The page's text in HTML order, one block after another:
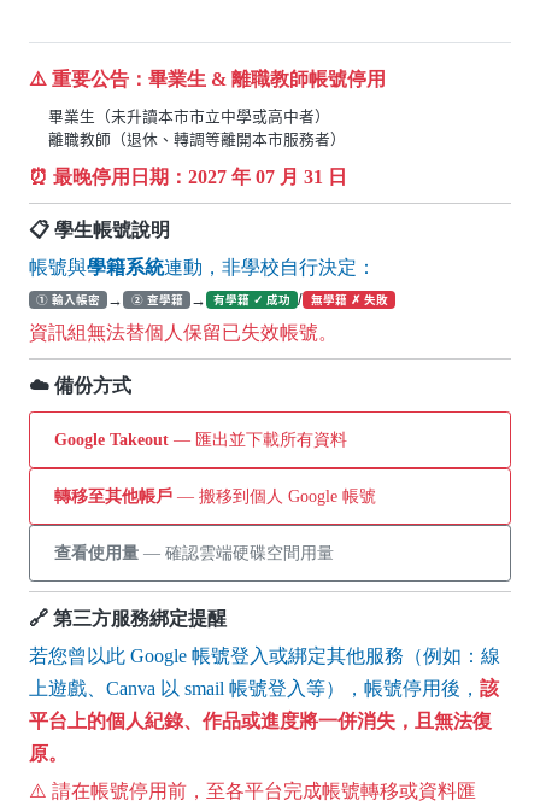
⚠️ 重要公告：畢業生 & 離職教師帳號停用
畢業生（未升讀本市市立中學或高中者）
離職教師（退休、轉調等離開本市服務者）
⏰ 最晚停用日期： 2027 年 07 月 31 日
📋 學生帳號說明
帳號與學籍系統連動，非學校自行決定：
① 輸入帳密 → ② 查學籍 → 有學籍 ✓ 成功 / 無學籍 ✗ 失敗
資訊組無法替個人保留已失效帳號。
☁️ 備份方式
Google Takeout — 匯出並下載所有資料
轉移至其他帳戶 — 搬移到個人 Google 帳號
查看使用量 — 確認雲端硬碟空間用量
🔗 第三方服務綁定提醒
若您曾以此 Google 帳號登入或綁定其他服務（例如：線
上遊戲、Canva 以 smail 帳號登入等），帳號停用後， 該
平台上的個人紀錄、作品或進度將一併消失，且無法復
原。
⚠️ 請在帳號停用前，至各平台完成帳號轉移或資料匯